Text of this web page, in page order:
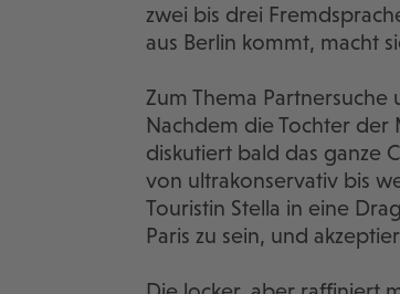
zwei bis drei
aus Berlin kommt, macht
Zum Thema
Nachdem die Tochter der
diskutiert bald das ganze
von ultrakonservativ bis
Touristin Stella in eine
Paris zu sein, und